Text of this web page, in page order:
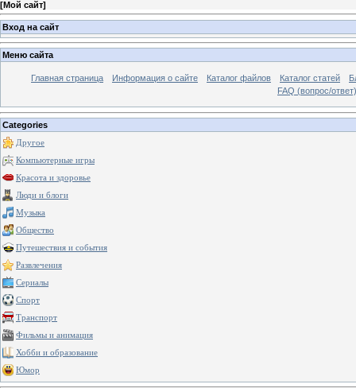
[Мой сайт]
Вход на сайт
Меню сайта
Главная страница Информация о сайте Каталог файлов Каталог статей
FAQ (вопрос/ответ)
Categories
Другое
Компьютерные игры
Красота и здоровье
Люди и блоги
Музыка
Общество
Путешествия и события
Развлечения
Сериалы
Спорт
Транспорт
Фильмы и анимация
Хобби и образование
Юмор